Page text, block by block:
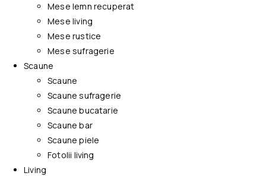
Mese lemn recuperat
Mese living
Mese rustice
Mese sufragerie
Scaune
Scaune
Scaune sufragerie
Scaune bucatarie
Scaune bar
Scaune piele
Fotolii living
Living